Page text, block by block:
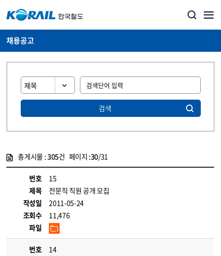
채용공고
검색
총게시물 :305건 페이지 :30/31
번호
15
제목
전문직 직원 공개 모집
작성일
2011-05-24
조회수
11,476
파일
번호
14